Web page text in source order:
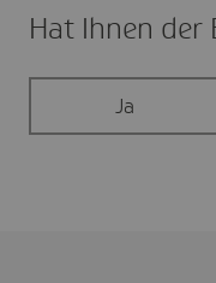
Hat Ihnen der
Ja